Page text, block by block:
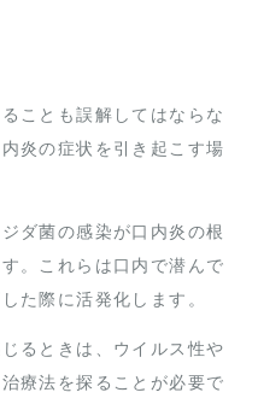
ことも誤解してはならな
炎の症状を引き起こす場
ダ菌の感染が口内炎の根
。これらは口内で潜んで
た際に活発化します。
るときは、ウイルス性や
療法を探ることが必要で